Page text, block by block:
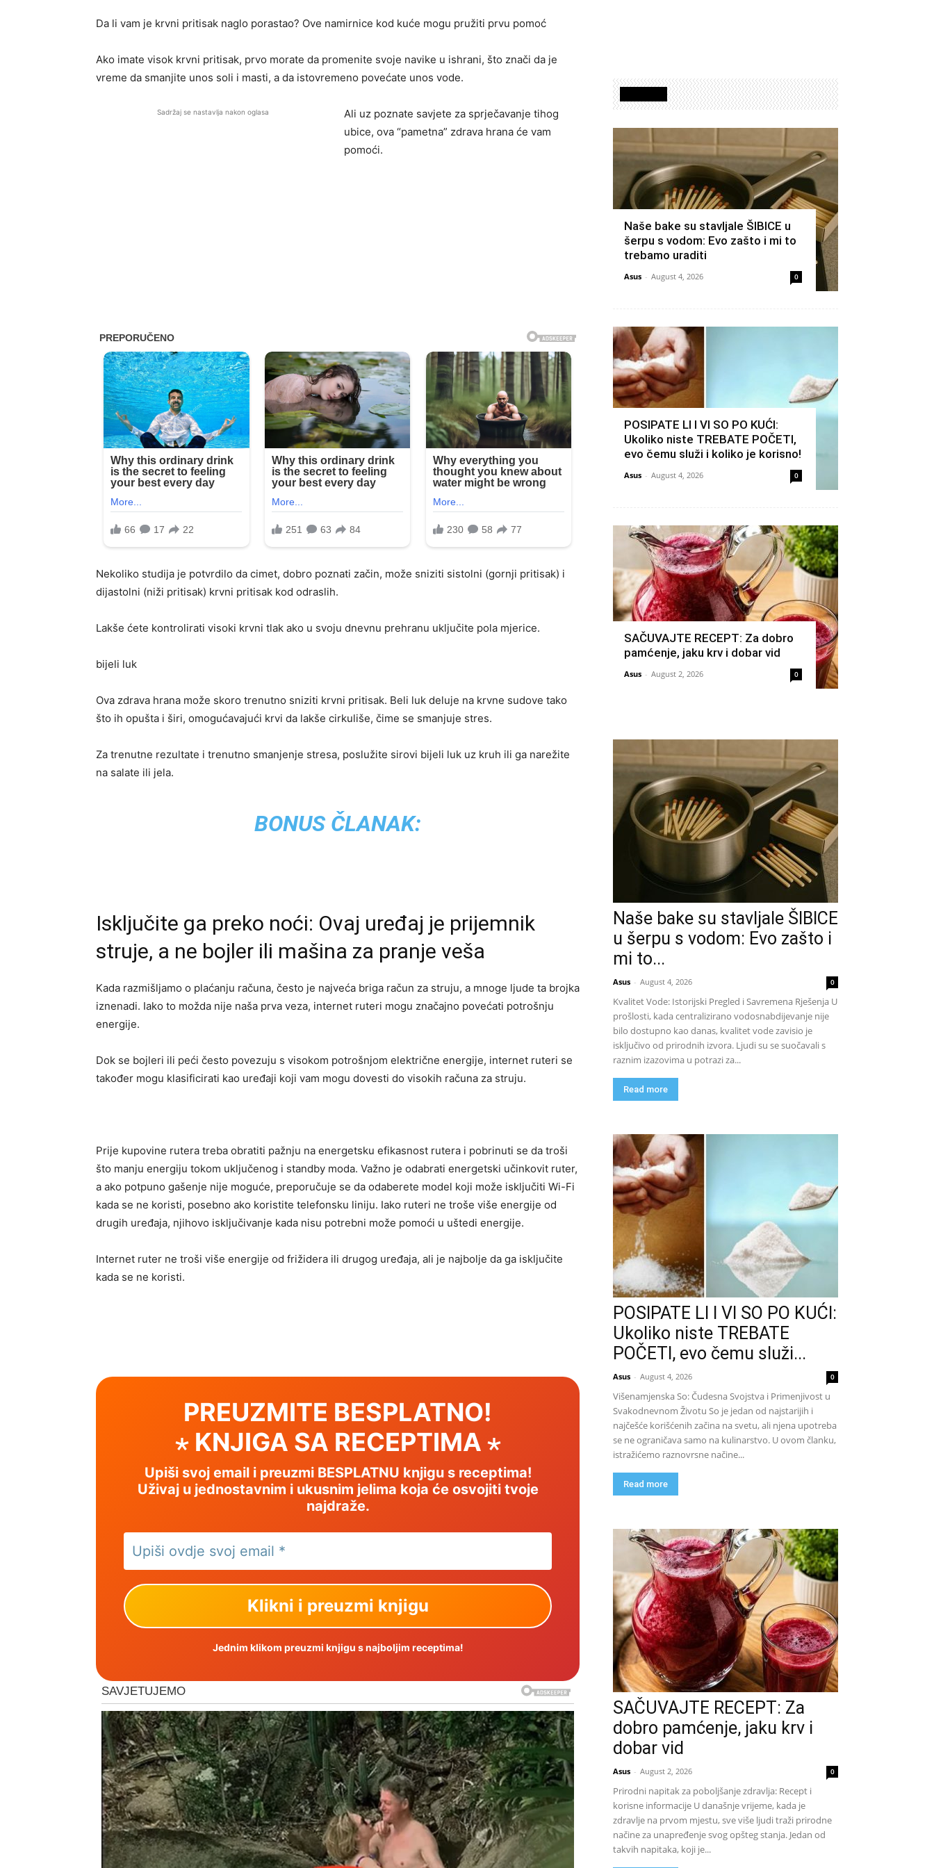
Da li vam je krvni pritisak naglo porastao? Ove namirnice kod kuće mogu pružiti prvu pomoć
Ako imate visok krvni pritisak, prvo morate da promenite svoje navike u ishrani, što znači da je
vreme da smanjite unos soli i masti, a da istovremeno povećate unos vode.
Sadržaj se nastavlja nakon oglasa
Ali uz poznate savjete za sprječavanje tihog
ubice, ova “pametna” zdrava hrana će vam
pomoći.
Nekoliko studija je potvrdilo da cimet, dobro poznati začin, može sniziti sistolni (gornji pritisak) i
dijastolni (niži pritisak) krvni pritisak kod odraslih.
Lakše ćete kontrolirati visoki krvni tlak ako u svoju dnevnu prehranu uključite pola mjerice.
bijeli luk
Ova zdrava hrana može skoro trenutno sniziti krvni pritisak. Beli luk deluje na krvne sudove tako
što ih opušta i širi, omogućavajući krvi da lakše cirkuliše, čime se smanjuje stres.
Za trenutne rezultate i trenutno smanjenje stresa, poslužite sirovi bijeli luk uz kruh ili ga narežite
na salate ili jela.
BONUS ČLANAK:
Isključite ga preko noći: Ovaj uređaj je prijemnik
struje, a ne bojler ili mašina za pranje veša
Kada razmišljamo o plaćanju računa, često je najveća briga račun za struju, a mnoge ljude ta brojka
iznenadi. Iako to možda nije naša prva veza, internet ruteri mogu značajno povećati potrošnju
energije.
Dok se bojleri ili peći često povezuju s visokom potrošnjom električne energije, internet ruteri se
također mogu klasificirati kao uređaji koji vam mogu dovesti do visokih računa za struju.
Prije kupovine rutera treba obratiti pažnju na energetsku efikasnost rutera i pobrinuti se da troši
što manju energiju tokom uključenog i standby moda. Važno je odabrati energetski učinkovit ruter,
a ako potpuno gašenje nije moguće, preporučuje se da odaberete model koji može isključiti Wi-Fi
kada se ne koristi, posebno ako koristite telefonsku liniju. Iako ruteri ne troše više energije od
drugih uređaja, njihovo isključivanje kada nisu potrebni može pomoći u uštedi energije.
Internet ruter ne troši više energije od frižidera ili drugog uređaja, ali je najbolje da ga isključite
kada se ne koristi.
PREUZMITE BESPLATNO!
⋆ KNJIGA SA RECEPTIMA ⋆
Upiši svoj email i preuzmi BESPLATNU knjigu s receptima!
Uživaj u jednostavnim i ukusnim jelima koja će osvojiti tvoje
najdraže.
Jednim klikom preuzmi knjigu s najboljim receptima!
Naše bake su stavljale ŠIBICE u
šerpu s vodom: Evo zašto i mi to
trebamo uraditi
Asus - August 4, 2026 0
POSIPATE LI I VI SO PO KUĆI:
Ukoliko niste TREBATE POČETI,
evo čemu služi i koliko je korisno!
Asus - August 4, 2026 0
SAČUVAJTE RECEPT: Za dobro
pamćenje, jaku krv i dobar vid
Asus - August 2, 2026 0
Naše bake su stavljale ŠIBICE
u šerpu s vodom: Evo zašto i
mi to...
Asus - August 4, 2026 0
Kvalitet Vode: Istorijski Pregled i Savremena Rješenja U
prošlosti, kada centralizirano vodosnabdijevanje nije
bilo dostupno kao danas, kvalitet vode zavisio je
isključivo od prirodnih izvora. Ljudi su se suočavali s
raznim izazovima u potrazi za...
Read more
POSIPATE LI I VI SO PO KUĆI:
Ukoliko niste TREBATE
POČETI, evo čemu služi...
Asus - August 4, 2026 0
Višenamjenska So: Čudesna Svojstva i Primenjivost u
Svakodnevnom Životu So je jedan od najstarijih i
najčešće korišćenih začina na svetu, ali njena upotreba
se ne ograničava samo na kulinarstvo. U ovom članku,
istražićemo raznovrsne načine...
Read more
SAČUVAJTE RECEPT: Za
dobro pamćenje, jaku krv i
dobar vid
Asus - August 2, 2026 0
Prirodni napitak za poboljšanje zdravlja: Recept i
korisne informacije U današnje vrijeme, kada je
zdravlje na prvom mjestu, sve više ljudi traži prirodne
načine za unapređenje svog opšteg stanja. Jedan od
takvih napitaka, koji je...